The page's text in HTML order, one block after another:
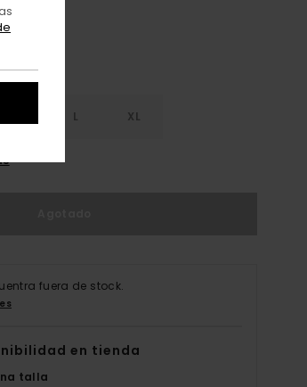
L XL
fuera de stock.
en tienda
talla